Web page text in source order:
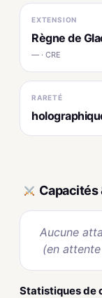
EXTENSION
Règne de
— · CRE
RARETÉ
Capacités
Aucune
(en
Statistiques de